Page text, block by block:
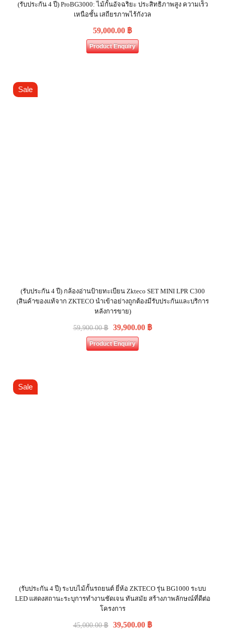
(รับประกัน 4 ปี) ProBG3000: ไม้กั้นอัจฉริยะ ประสิทธิภาพสูง ความเร็ว
เหนือชั้น เสถียรภาพไร้กังวล
59,000.00 ฿
Product Enquiry
Sale
(รับประกัน 4 ปี) กล้องอ่านป้ายทะเบียน Zkteco SET MINI LPR C300
(สินค้าของแท้จาก ZKTECO นำเข้าอย่างถูกต้องมีรับประกันและบริการ
หลังการขาย)
59,900.00฿ 39,900.00 ฿
Product Enquiry
Sale
(รับประกัน 4 ปี) ระบบไม้กั้นรถยนต์ ยี่ห้อ ZKTECO รุ่น BG1000 ระบบ
LED แสดงสถานะระบุการทำงานชัดเจน ทันสมัย สร้างภาพลักษณ์ที่ดีต่อ
โครงการ
45,000.00฿ 39,500.00 ฿